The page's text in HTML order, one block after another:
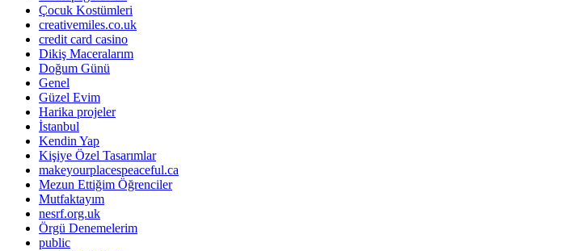
Çocuk Kostümleri
creativemiles.co.uk
credit card casino
Dikiş Maceralarım
Doğum Günü
Genel
Güzel Evim
Harika projeler
İstanbul
Kendin Yap
Kişiye Özel Tasarımlar
makeyourplacespeaceful.ca
Mezun Ettiğim Öğrenciler
Mutfaktayım
nesrf.org.uk
Örgü Denemelerim
public